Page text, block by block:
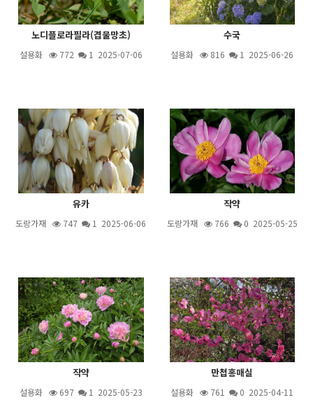
노디플로라필라(겹물망초)
설용화 772 1 2025-07-06
수국
설용화 816 1 2025-06-26
유카
도랑가재 747 1 2025-06-06
작약
도랑가재 766 0 2025-05-25
작약
설용화 697 1 2025-05-23
만첩홍매실
설용화 761 0 2025-04-11